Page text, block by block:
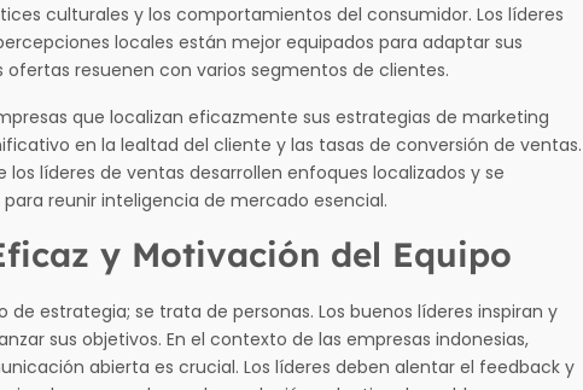
culturales y los comportamientos del consumidor. Los líderes
locales están mejor equipados para adaptar sus
ofertas resuenen con varios segmentos de clientes.
que localizan eficazmente sus estrategias de marketing
en la lealtad del cliente y las tasas de conversión de ventas.
los líderes de ventas desarrollen enfoques localizados y se
reunir inteligencia de mercado esencial.
y Motivación del Equipo
de estrategia; se trata de personas. Los buenos líderes inspiran y
sus objetivos. En el contexto de las empresas indonesias,
abierta es crucial. Los líderes deben alentar el feedback y